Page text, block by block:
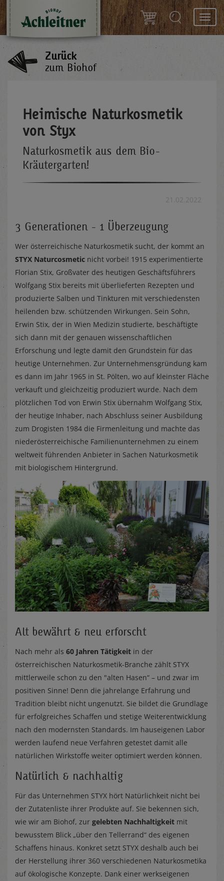
Zurück
zum Biohof
Heimische Naturkosmetik
von Styx
Naturkosmetik aus dem Bio-
Kräutergarten!
21.02.2022
3 Generationen - 1 Überzeugung
Wer österreichische Naturkosmetik sucht, der kommt an
STYX Naturcosmetic nicht vorbei! 1915 experimentierte
Florian Stix, Großvater des heutigen Geschäftsführers
Wolfgang Stix bereits mit überlieferten Rezepten und
produzierte Salben und Tinkturen mit verschiedensten
heilenden bzw. schützenden Wirkungen. Sein Sohn,
Erwin Stix, der in Wien Medizin studierte, beschäftigte
sich dann mit der genauen wissenschaftlichen
Erforschung und legte damit den Grundstein für das
heutige Unternehmen. Zur Unternehmensgründung kam
es dann im Jahr 1965 in St. Pölten, wo auf kleinster Fläche
verkauft und gleichzeitig produziert wurde. Nach dem
plötzlichen Tod von Erwin Stix übernahm Wolfgang Stix,
der heutige Inhaber, nach Abschluss seiner Ausbildung
zum Drogisten 1984 die Firmenleitung und machte das
niederösterreichische Familienunternehmen zu einem
weltweit führenden Anbieter in Sachen Naturkosmetik
mit biologischem Hintergrund.
Alt bewährt & neu erforscht
Nach mehr als 60 Jahren Tätigkeit in der
österreichischen Naturkosmetik-Branche zählt STYX
mittlerweile schon zu den "alten Hasen“ – und zwar im
positiven Sinne! Denn die jahrelange Erfahrung und
Tradition bleibt nicht ungenutzt. Sie bildet die Grundlage
für erfolgreiches Schaffen und stetige Weiterentwicklung
nach den modernsten Standards. Im hauseigenen Labor
werden laufend neue Verfahren getestet damit alle
natürlichen Wirkstoffe weiter optimiert werden können.
Natürlich & nachhaltig
Für das Unternehmen STYX hört Natürlichkeit nicht bei
der Zutatenliste ihrer Produkte auf. Sie bekennen sich,
wie wir am Biohof, zur gelebten Nachhaltigkeit mit
bewusstem Blick „über den Tellerrand“ des eigenen
Schaffens hinaus. Konkret setzt STYX deshalb auch bei
der Herstellung ihrer 360 verschiedenen Naturkosmetika
auf ökologische Konzepte. Dank einer werkseigenen